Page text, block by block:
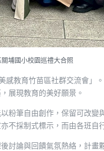
埔國小校園巡禮大合照
感教育竹苗區社群交流會」
展現教育的美好願景。
粉筆自由創作，保留可改變
不採制式標示，而由各班自
討論與回饋氣氛熱絡，計畫